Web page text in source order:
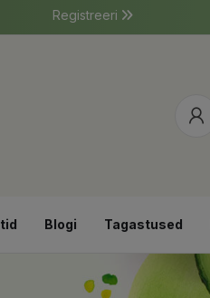
Registreeri
Blogi Tagastused